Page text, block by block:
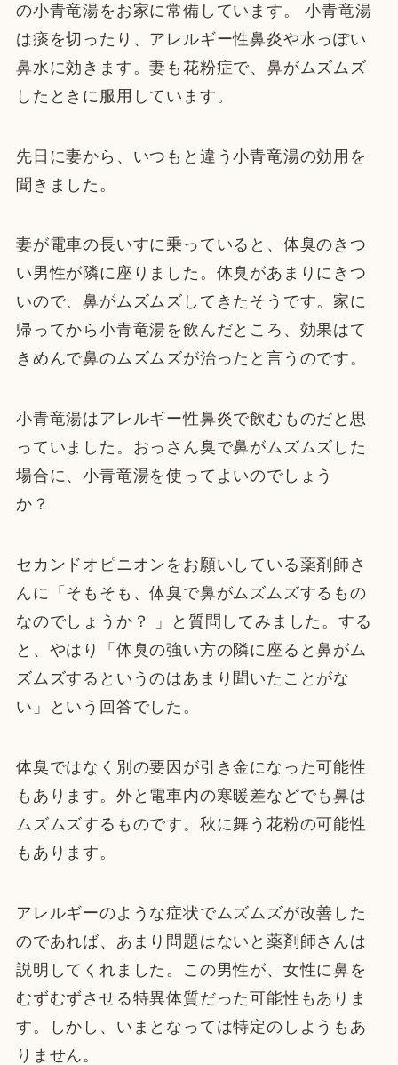
の小青竜湯をお家に常備しています。 小青竜湯
は痰を切ったり、アレルギー性鼻炎や水っぽい
鼻水に効きます。妻も花粉症で、鼻がムズムズ
したときに服用しています。
先日に妻から、いつもと違う小青竜湯の効用を
聞きました。
妻が電車の長いすに乗っていると、体臭のきつ
い男性が隣に座りました。体臭があまりにきつ
いので、鼻がムズムズしてきたそうです。家に
帰ってから小青竜湯を飲んだところ、効果はて
きめんで鼻のムズムズが治ったと言うのです。
小青竜湯はアレルギー性鼻炎で飲むものだと思
っていました。おっさん臭で鼻がムズムズした
場合に、小青竜湯を使ってよいのでしょう
か？
セカンドオピニオンをお願いしている薬剤師さ
んに「そもそも、体臭で鼻がムズムズするもの
なのでしょうか？ 」と質問してみました。する
と、やはり「体臭の強い方の隣に座ると鼻がム
ズムズするというのはあまり聞いたことがな
い」という回答でした。
体臭ではなく別の要因が引き金になった可能性
もあります。外と電車内の寒暖差などでも鼻は
ムズムズするものです。秋に舞う花粉の可能性
もあります。
アレルギーのような症状でムズムズが改善した
のであれば、あまり問題はないと薬剤師さんは
説明してくれました。この男性が、女性に鼻を
むずむずさせる特異体質だった可能性もありま
す。しかし、いまとなっては特定のしようもあ
りません。